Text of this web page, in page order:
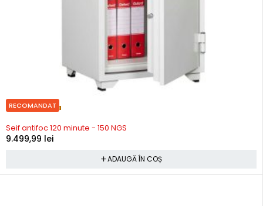
RECOMANDAT
Precomanda
Seif antifoc 120 minute - 150 NGS
9.499,99 lei
ADAUGĂ ÎN COȘ